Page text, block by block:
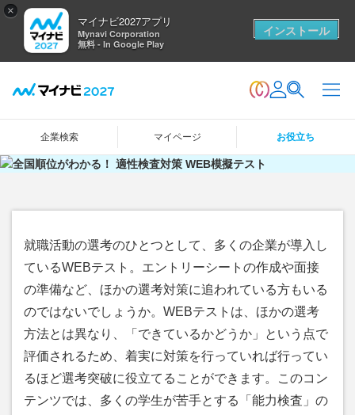
×
マイナビ2027アプリ
Mynavi Corporation
無料 - In Google Play
インストール
企業検索 マイページ お役立ち
就職活動の選考のひとつとして、多くの企業が導入し
ているWEBテスト。エントリーシートの作成や面接
の準備など、ほかの選考対策に追われている方もいる
のではないでしょうか。WEBテストは、ほかの選考
方法とは異なり、「できているかどうか」という点で
評価されるため、着実に対策を行っていれば行ってい
るほど選考突破に役立てることができます。このコン
テンツでは、多くの学生が苦手とする「能力検査」の